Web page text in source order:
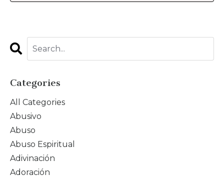
Categories
All Categories
Abusivo
Abuso
Abuso Espiritual
Adivinación
Adoración